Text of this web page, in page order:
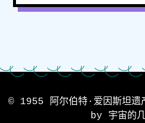
© 1955 阿尔伯特·爱因斯坦遗
by 宇宙的